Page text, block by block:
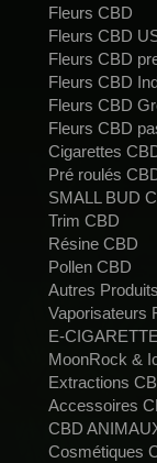
Fleurs CBD
Fleurs CBD
Fleurs CBD
Fleurs CBD
Fleurs CBD
Fleurs CBD
Cigarettes
Pré roulés
SMALL BUD
Trim CBD
Résine CBD
Pollen CBD
Autres
Vaporisateurs
E-
MoonRock &
Extractions
Accessoires
CBD
Cosmétiques